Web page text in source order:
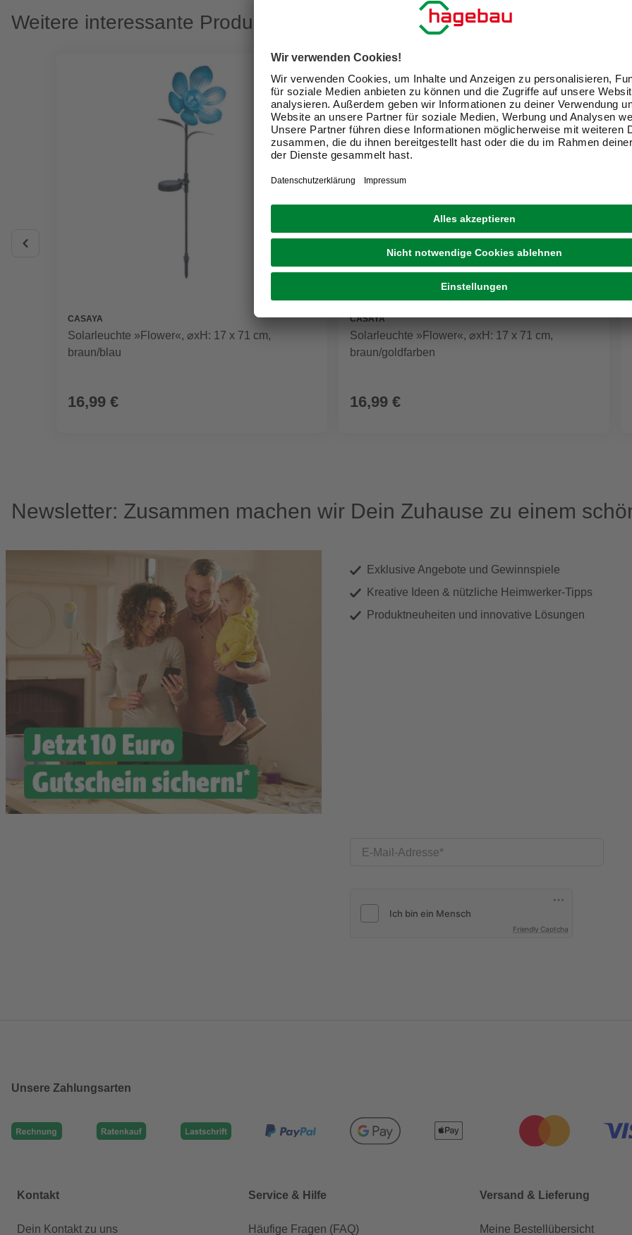
Weitere interessante Produkte
CASAYA
Solarleuchte »Flower«, ⌀xH: 17 x 71 cm,
braun/blau
16,99 €
CASAYA
Solarleuchte »Flower«, ⌀xH: 17 x 71 cm,
braun/goldfarben
16,99 €
Newsletter: Zusammen machen wir Dein Zuhause zu einem
Exklusive Angebote und Gewinnspiele
Kreative Ideen & nützliche Heimwerker-Tipps
Produktneuheiten und innovative Lösungen
E-Mail-Adresse
Friendly Captcha
Unsere Zahlungsarten
Kontakt
Dein Kontakt zu uns
Service & Hilfe
Häufige Fragen (FAQ)
Versand & Lieferung
Meine Bestellübersicht